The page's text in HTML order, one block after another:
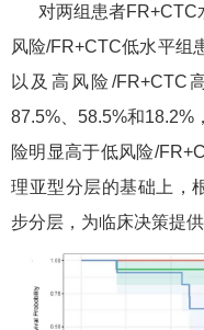
对两组患者
风险/FR+CTC低水平组
以及高风险/FR+CTC
87.5%、58.5%和18.2%
险明显高于低风险/
理亚型分层的基础上，
步分层，为临床决策提